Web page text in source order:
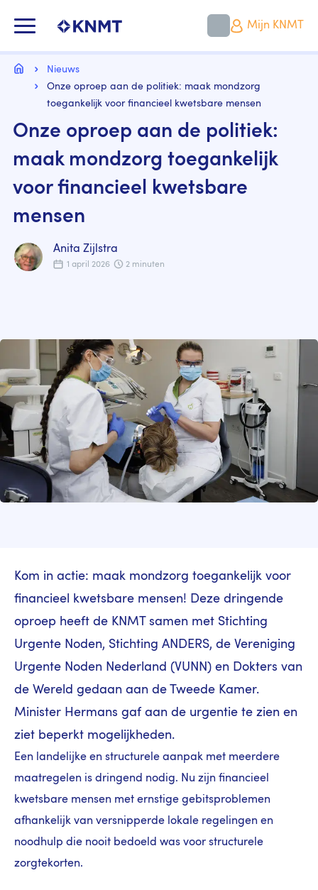
naar
gaan
Mijn KNMT
Kruimelpad
HomeNieuws
Onze oproep aan de politiek: maak mondzorg
toegankelijk voor financieel kwetsbare mensen
Onze oproep aan de politiek:
maak mondzorg toegankelijk
voor financieel kwetsbare
mensen
Anita Zijlstra
1 april 2026 2 minuten
Image
Kom in actie: maak mondzorg toegankelijk voor
financieel kwetsbare mensen! Deze dringende
oproep heeft de KNMT samen met Stichting
Urgente Noden, Stichting ANDERS, de Vereniging
Urgente Noden Nederland (VUNN) en Dokters van
de Wereld gedaan aan de Tweede Kamer.
Minister Hermans gaf aan de urgentie te zien en
ziet beperkt mogelijkheden.
Een landelijke en structurele aanpak met meerdere
maatregelen is dringend nodig. Nu zijn financieel
kwetsbare mensen met ernstige gebitsproblemen
afhankelijk van versnipperde lokale regelingen en
noodhulp die nooit bedoeld was voor structurele
zorgtekorten.